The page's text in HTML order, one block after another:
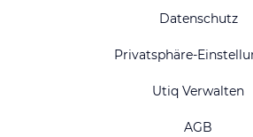
Datenschutz
Privatsphäre-
Utiq Verwalten
AGB